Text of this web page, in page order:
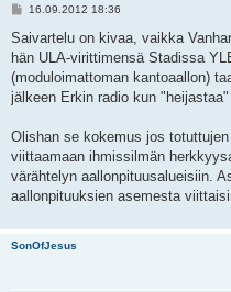
V
e
t
i
16.09.2012 18:36
Saivartelu on kivaa, vaikka
hän ULA-virittimensä Stadissa
(moduloimattoman kantoaallon)
jälkeen Erkin radio kun
Olishan se kokemus jos
viittaamaan ihmissilmän
värähtelyn aallonpituusalueisiin.
aallonpituuksien asemesta
SonOfJesus